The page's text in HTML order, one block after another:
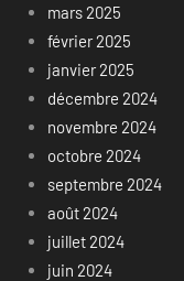
mars 2025
février 2025
janvier 2025
décembre 2024
novembre 2024
octobre 2024
septembre 2024
août 2024
juillet 2024
juin 2024